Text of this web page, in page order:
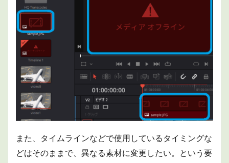
また、タイムラインなどで使用しているタイミングな
どはそのままで、異なる素材に変更したい。という要